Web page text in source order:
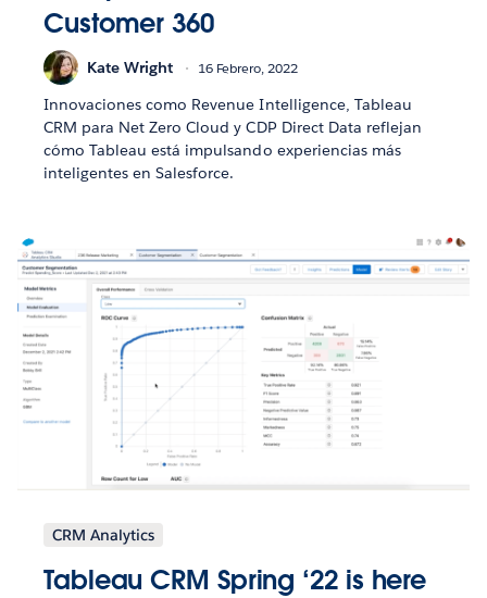
Customer 360
Kate Wright 16 Febrero, 2022
Innovaciones como Revenue Intelligence, Tableau
CRM para Net Zero Cloud y CDP Direct Data reflejan
cómo Tableau está impulsando experiencias más
inteligentes en Salesforce.
CRM Analytics
Tableau CRM Spring ‘22 is here